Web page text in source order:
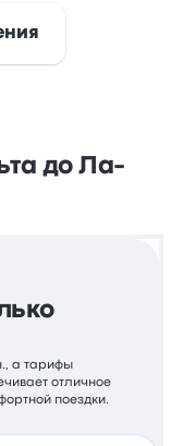
до Ла-
а тарифы
отличное
поездки.